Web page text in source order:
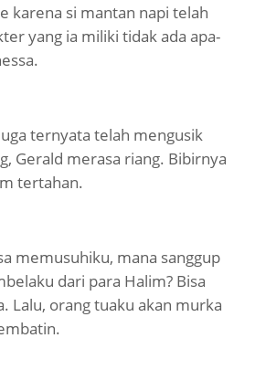
karena si mantan napi telah
yang ia miliki tidak ada apa-
ternyata telah mengusik
Gerald merasa riang. Bibirnya
tertahan.
memusuhiku, mana sanggup
dari para Halim? Bisa
Lalu, orang tuaku akan murka